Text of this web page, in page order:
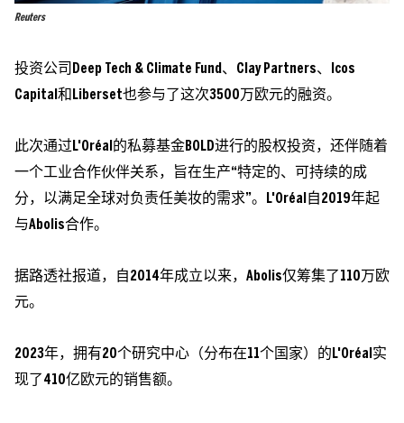
Reuters
投资公司Deep Tech & Climate Fund、Clay Partners、Icos
Capital和Liberset也参与了这次3500万欧元的融资。
此次通过L'Oréal的私募基金BOLD进行的股权投资，还伴随着
一个工业合作伙伴关系，旨在生产“特定的、可持续的成
分，以满足全球对负责任美妆的需求”。L'Oréal自2019年起
与Abolis合作。
据路透社报道，自2014年成立以来，Abolis仅筹集了110万欧
元。
2023年，拥有20个研究中心（分布在11个国家）的L'Oréal实
现了410亿欧元的销售额。